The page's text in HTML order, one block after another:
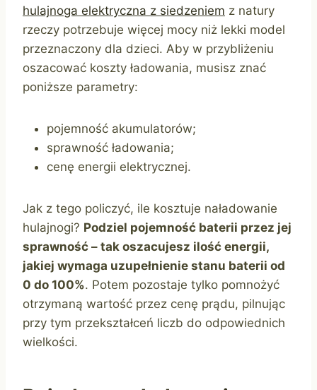
hulajnoga elektryczna z siedzeniem z natury
rzeczy potrzebuje więcej mocy niż lekki model
przeznaczony dla dzieci. Aby w przybliżeniu
oszacować koszty ładowania, musisz znać
poniższe parametry:
pojemność akumulatorów;
sprawność ładowania;
cenę energii elektrycznej.
Jak z tego policzyć, ile kosztuje naładowanie
hulajnogi? Podziel pojemność baterii przez jej
sprawność – tak oszacujesz ilość energii,
jakiej wymaga uzupełnienie stanu baterii od
0 do 100%. Potem pozostaje tylko pomnożyć
otrzymaną wartość przez cenę prądu, pilnując
przy tym przekształceń liczb do odpowiednich
wielkości.